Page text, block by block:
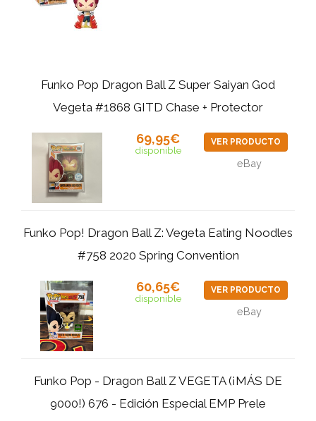
Funko Pop Dragon Ball Z Super Saiyan God
Vegeta #1868 GITD Chase + Protector
69,95€
disponible
VER PRODUCTO
eBay
Funko Pop! Dragon Ball Z: Vegeta Eating Noodles
#758 2020 Spring Convention
60,65€
disponible
VER PRODUCTO
eBay
Funko Pop - Dragon Ball Z VEGETA (¡MÁS DE
9000!) 676 - Edición Especial EMP Prele